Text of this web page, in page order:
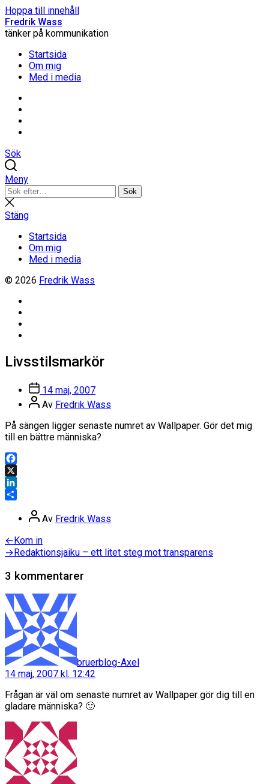
Hoppa till innehåll
Fredrik Wass
tänker på kommunikation
Startsida
Om mig
Med i media
Sök
Meny
Sök
efter:
Sök
Stäng
sökning
Stäng
Startsida
Om mig
Med i media
© 2026 Fredrik Wass
Livsstilsmarkör
Inläggsdatum
14 maj, 2007
Inläggsförfattare
Av Fredrik Wass
På sängen ligger senaste numret av Wallpaper. Gör det mig
till en bättre människa?
Facebook
X
LinkedIn
Inläggsförfattare
Av Fredrik Wass
Inläggsnavigering
←Föregående
inlägg:
Kom in
→Nästa
Redaktionsjaiku – ett litet steg mot transparens
3 kommentarer
bruerblog-Axel
14 maj, 2007 kl. 12:42
Frågan är väl om senaste numret av Wallpaper gör dig till en
gladare människa? 🙂